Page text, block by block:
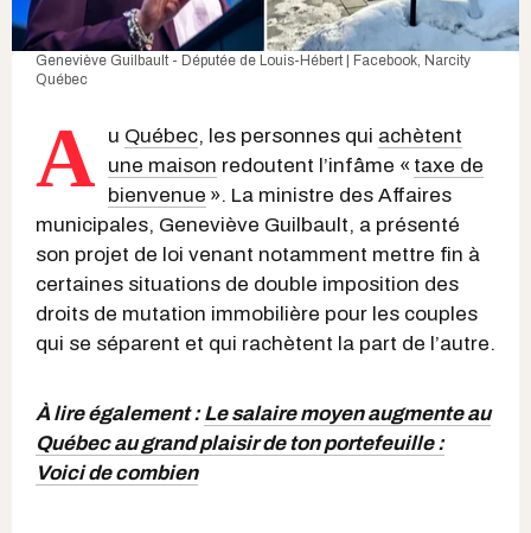
Geneviève Guilbault - Députée de Louis-Hébert | Facebook , Narcity
Québec
A u Québec, les personnes qui achètent
une maison redoutent l’infâme « taxe de
bienvenue ». La ministre des Affaires
municipales, Geneviève Guilbault, a présenté
son projet de loi venant notamment mettre fin à
certaines situations de double imposition des
droits de mutation immobilière pour les couples
qui se séparent et qui rachètent la part de l’autre.
À lire également :Le salaire moyen augmente au
Québec au grand plaisir de ton portefeuille :
Voici de combien